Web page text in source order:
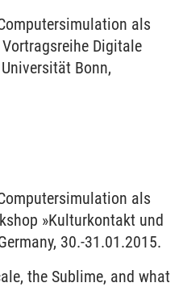
als
Digitale
Bonn,
als
»Kulturkontakt und
30.-31.01.2015.
the Sublime, and what